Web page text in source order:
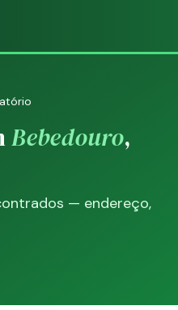
Bebedouro,
— endereço,